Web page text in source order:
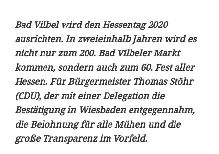
Bad Vilbel wird den Hessentag 2020
ausrichten. In zweieinhalb Jahren wird es
nicht nur zum 200. Bad Vilbeler Markt
kommen, sondern auch zum 60. Fest aller
Hessen. Für Bürgermeister Thomas Stöhr
(CDU), der mit einer Delegation die
Bestätigung in Wiesbaden entgegennahm,
die Belohnung für alle Mühen und die
große Transparenz im Vorfeld.